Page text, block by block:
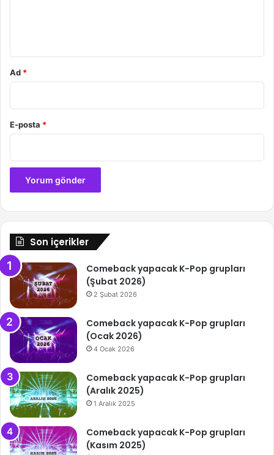
Ad *
E-posta *
Son içerikler
Comeback yapacak K-Pop grupları
(Şubat 2026)
2 Şubat 2026
Comeback yapacak K-Pop grupları
(Ocak 2026)
4 Ocak 2026
Comeback yapacak K-Pop grupları
(Aralık 2025)
1 Aralık 2025
Comeback yapacak K-Pop grupları
(Kasım 2025)